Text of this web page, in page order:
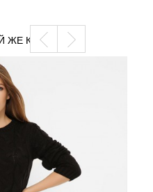
ЖЕ КАТЕГОРИИ